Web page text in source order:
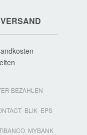
BEZAHLEN
BLIK EPS
MYBANK